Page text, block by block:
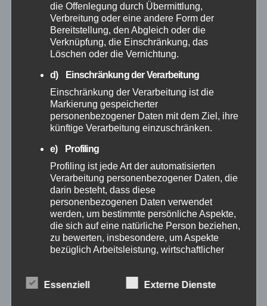
September 2025
August 2025
Juli 2025
Juni 2025
Mai 2025
April 2025
März 2025
Februar 2025
die Offenlegung durch Übermittlung,
Verbreitung oder eine andere Form der
Bereitstellung, den Abgleich oder die
Verknüpfung, die Einschränkung, das
Löschen oder die Vernichtung.
d) Einschränkung der Verarbeitung
Einschränkung der Verarbeitung ist die
Markierung gespeicherter
personenbezogener Daten mit dem Ziel, ihre
künftige Verarbeitung einzuschränken.
e) Profiling
Profiling ist jede Art der automatisierten
Verarbeitung personenbezogener Daten, die
darin besteht, dass diese
personenbezogenen Daten verwendet
werden, um bestimmte persönliche Aspekte,
die sich auf eine natürliche Person beziehen,
zu bewerten, insbesondere, um Aspekte
bezüglich Arbeitsleistung, wirtschaftlicher
Aufenthaltsort oder Ortswechsel dieser
Essenziell Externe Dienste